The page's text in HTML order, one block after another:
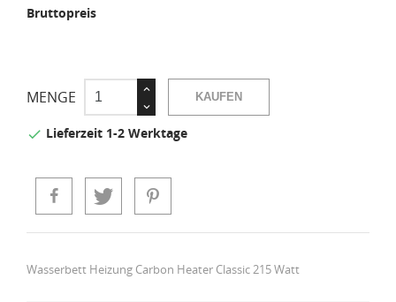
Bruttopreis
MENGE KAUFEN
 Lieferzeit 1-2 Werktage
Wasserbett Heizung Carbon Heater Classic 215 Watt